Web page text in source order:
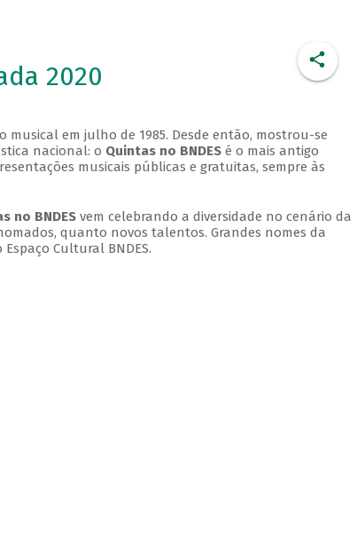
2020
musical em julho de 1985. Desde então, mostrou-se
nacional: o Quintas no BNDESé o mais antigo
musicais públicas e gratuitas, sempre às
no BNDESvem celebrando a diversidade no cenário da
quanto novos talentos. Grandes nomes da
Cultural BNDES.